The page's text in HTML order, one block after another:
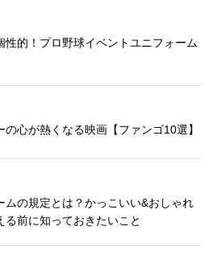
性的！プロ野球イベントユニフォーム
心が熱くなる映画【ファンゴ10選】
ムの規定とは？かっこいい&おしゃれ
る前に知っておきたいこと